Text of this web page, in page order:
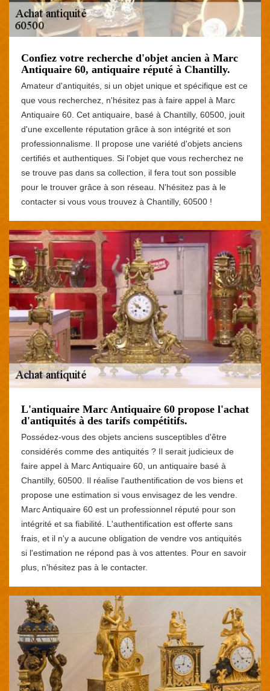
Confiez votre recherche d'objet ancien à Marc
Antiquaire 60, antiquaire réputé à Chantilly.
Amateur d'antiquités, si un objet unique et spécifique est ce
que vous recherchez, n'hésitez pas à faire appel à Marc
Antiquaire 60. Cet antiquaire, basé à Chantilly, 60500, jouit
d'une excellente réputation grâce à son intégrité et son
professionnalisme. Il propose une variété d'objets anciens
certifiés et authentiques. Si l'objet que vous recherchez ne
se trouve pas dans sa collection, il fera tout son possible
pour le trouver grâce à son réseau. N'hésitez pas à le
contacter si vous vous trouvez à Chantilly, 60500 !
L'antiquaire Marc Antiquaire 60 propose l'achat
d'antiquités à des tarifs compétitifs.
Possédez-vous des objets anciens susceptibles d'être
considérés comme des antiquités ? Il serait judicieux de
faire appel à Marc Antiquaire 60, un antiquaire basé à
Chantilly, 60500. Il réalise l'authentification de vos biens et
propose une estimation si vous envisagez de les vendre.
Marc Antiquaire 60 est un professionnel réputé pour son
intégrité et sa fiabilité. L'authentification est offerte sans
frais, et il n'y a aucune obligation de vendre vos antiquités
si l'estimation ne répond pas à vos attentes. Pour en savoir
plus, n'hésitez pas à le contacter.